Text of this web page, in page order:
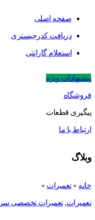
صفحه اصلی
دریافت کدرجیستری
استعلام گارانتی
پیشنهادات ویژه
فروشگاه
پیگیری قطعات
ارتباط با ما
وبلاگ
خانه »تعمیرات »
تعمیرات,تعمیرات تخصصی